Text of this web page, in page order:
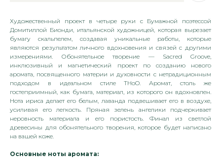
Художественный проект в четыре руки с Бумажной поэтессой
Домитиллой Бионди, итальянской художницей, которая вырезает
бумагу скальпелем, создавая уникальные работы, которые
являются результатом личного вдохновения и связей с другими
измерениями. Обонятельное творение — Sacred Groove,
инклюзивный и магнетический проект по созданию нового
аромата, посвященного материи и духовности с нетрадиционным
подходом в идеальном стиле THoO. Аромат, столь же
гостеприимный, как бумага, материал, из которого он вдохновлен.
Нота ириса делает его белым, лаванда подвешивает его в воздухе,
усиливая его легкость. Пряная зелень ангелики подчеркивает
неровность материала и его пористость. Финал из светлой
древесины для обонятельного творения, которое будет написано
на вашей коже.
Основные ноты аромата: